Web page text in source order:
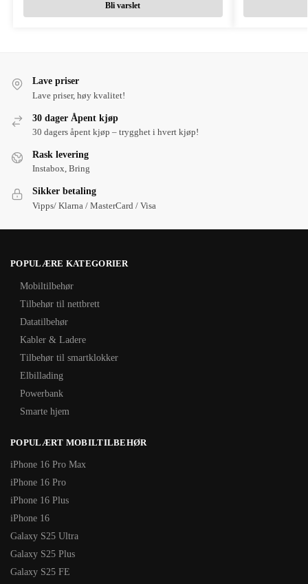
Bli varslet
Lave priser
Lave priser, høy kvalitet!
30 dager Åpent kjøp
30 dagers åpent kjøp – trygghet i hvert kjøp!
Rask levering
Instabox, Bring
Sikker betaling
Vipps/ Klarna / MasterCard / Visa
POPULÆRE KATEGORIER
Mobiltilbehør
Tilbehør til nettbrett
Datatilbehør
Kabler & Ladere
Tilbehør til smartklokker
Elbillading
Powerbank
Smarte hjem
POPULÆRT MOBILTILBEHØR
iPhone 16 Pro Max
iPhone 16 Pro
iPhone 16 Plus
iPhone 16
Galaxy S25 Ultra
Galaxy S25 Plus
Galaxy S25 FE